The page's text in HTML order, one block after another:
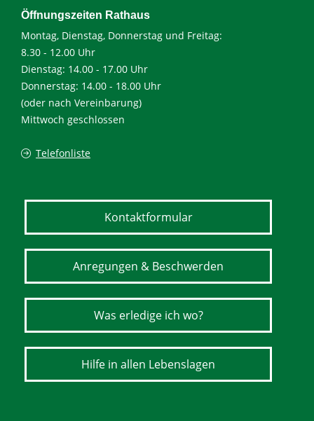
Öffnungszeiten Rathaus
Montag, Dienstag, Donnerstag und Freitag:
8.30 - 12.00 Uhr
Dienstag: 14.00 - 17.00 Uhr
Donnerstag: 14.00 - 18.00 Uhr
(oder nach Vereinbarung)
Mittwoch geschlossen
Telefonliste
Kontaktformular
Anregungen & Beschwerden
Was erledige ich wo?
Hilfe in allen Lebenslagen